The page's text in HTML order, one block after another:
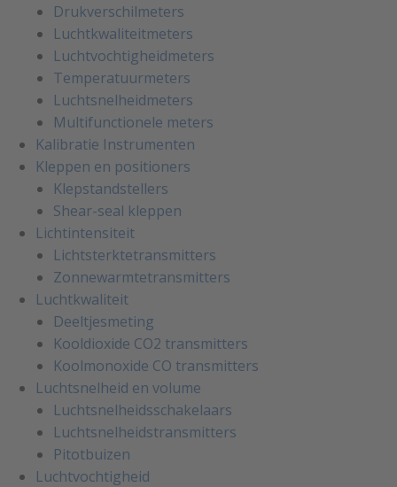
Drukverschilmeters
Luchtkwaliteitmeters
Luchtvochtigheidmeters
Temperatuurmeters
Luchtsnelheidmeters
Multifunctionele meters
Kalibratie Instrumenten
Kleppen en positioners
Klepstandstellers
Shear-seal kleppen
Lichtintensiteit
Lichtsterktetransmitters
Zonnewarmtetransmitters
Luchtkwaliteit
Deeltjesmeting
Kooldioxide CO2 transmitters
Koolmonoxide CO transmitters
Luchtsnelheid en volume
Luchtsnelheidsschakelaars
Luchtsnelheidstransmitters
Pitotbuizen
Luchtvochtigheid